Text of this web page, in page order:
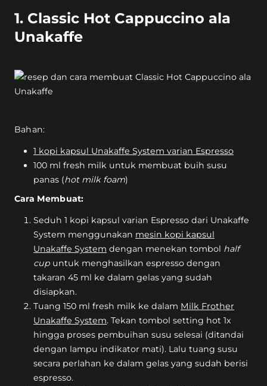
1. Classic Hot Cappuccino ala
Unakaffe
Bahan:
1 kopi kapsul Unakaffe System varian Espresso
100 ml fresh milk untuk membuat buih susu
panas (hot milk foam)
Cara Membuat:
Seduh 1 kopi kapsul varian Espresso dari Unakaffe
System menggunakan mesin kopi kapsul
Unakaffe System dengan menekan tombol half
cup untuk menghasilkan espresso dengan
takaran 45 ml ke dalam gelas yang sudah
disiapkan.
Tuang 150 ml fresh milk ke dalam Milk Frother
Unakaffe System. Tekan tombol setting hot 1x
hingga proses pembuihan susu selesai (ditandai
dengan lampu indikator mati). Lalu tuang susu
secara perlahan ke dalam gelas yang sudah berisi
espresso.